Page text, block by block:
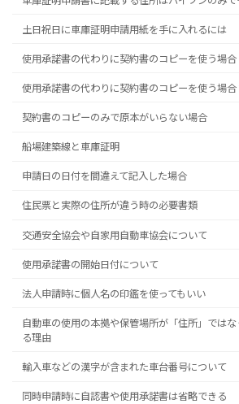
土日祝日に車庫証明申請用紙を手に入れるには
使用承諾書の代わりに契約書のコピーを使う場合
使用承諾書の代わりに契約書のコピーを使う場合
契約書のコピーのみで原本がいらない場合
船場建築線と車庫証明
申請日の日付を間違えて記入した場合
住民票と実際の住所が違う時の必要書類
交通安全協会や自家用自動車協会について
使用承諾書の開始日付について
法人申請時に個人名の印鑑を使ってもいい
自動車の使用の本拠や保管場所が「住所」では
る理由
輸入車などの漢字が含まれた車台番号について
同時申請時に自認書や使用承諾書は省略できる